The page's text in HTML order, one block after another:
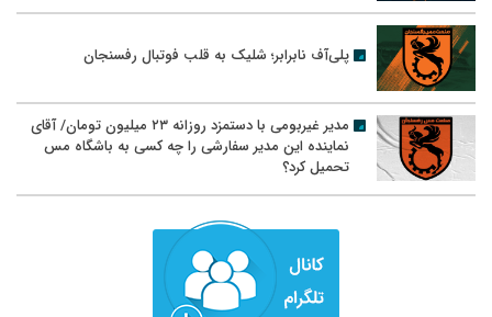
پلی‌آف نابرابر؛ شلیک به قلب فوتبال رفسنجان
مدیر غیربومی با دستمزد روزانه ۲۳ میلیون تومان/ آقای
نماینده این مدیر سفارشی را چه کسی به باشگاه مس
تحمیل کرد؟